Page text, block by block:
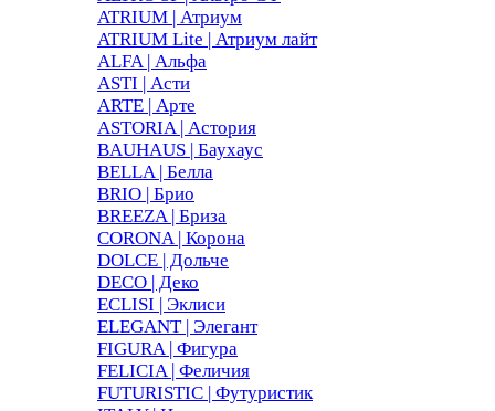
ATRIUM | Атриум
ATRIUM Lite | Атриум лайт
ALFA | Альфа
ASTI | Асти
ARTE | Арте
ASTORIA | Астория
BAUHAUS | Баухаус
BELLA | Белла
BRIO | Брио
BREEZA | Бриза
CORONA | Корона
DOLCE | Дольче
DECO | Деко
ECLISI | Эклиси
ELEGANT | Элегант
FIGURA | Фигура
FELICIA | Феличия
FUTURISTIC | Футуристик